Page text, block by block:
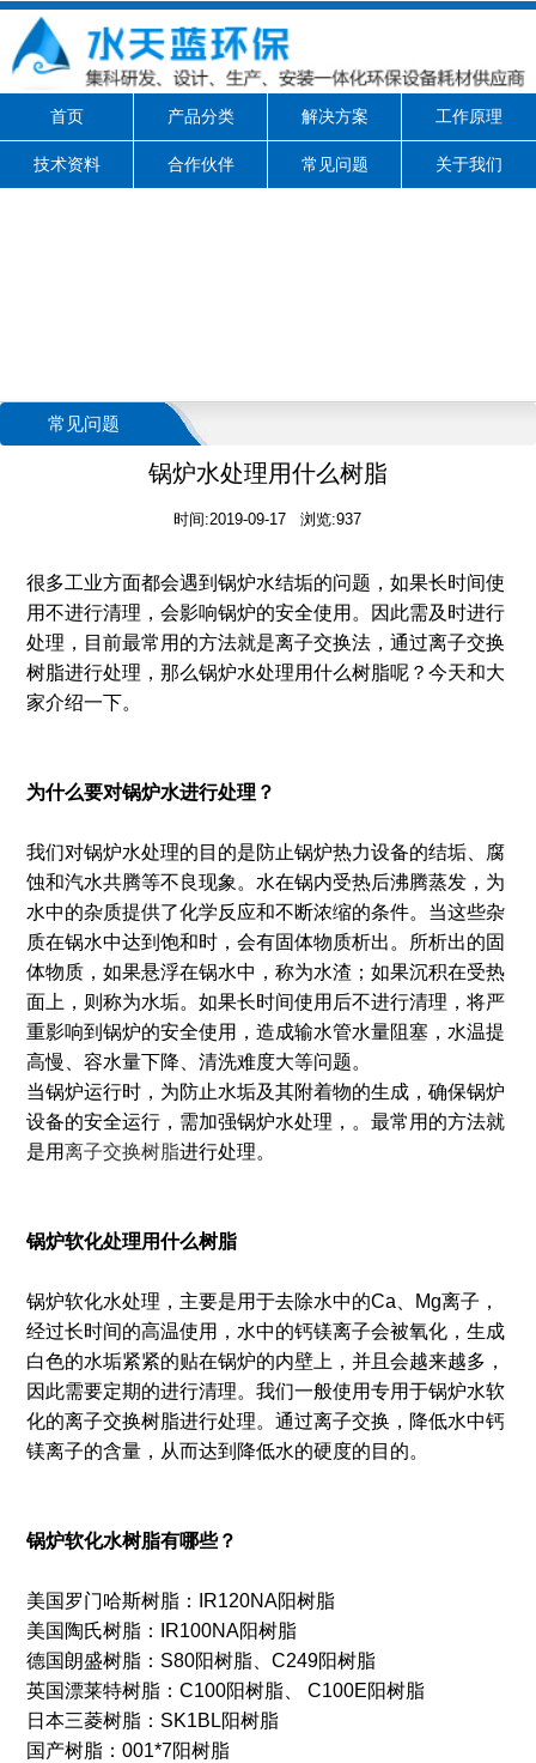
首页 产品分类 解决方案 工作原理
技术资料 合作伙伴 常见问题 关于我们
常见问题
锅炉水处理用什么树脂
时间:2019-09-17 浏览:937
很多工业方面都会遇到锅炉水结垢的问题，如果长时间使
用不进行清理，会影响锅炉的安全使用。因此需及时进行
处理，目前最常用的方法就是离子交换法，通过离子交换
树脂进行处理，那么锅炉水处理用什么树脂呢？今天和大
家介绍一下。
为什么要对锅炉水进行处理？
我们对锅炉水处理的目的是防止锅炉热力设备的结垢、腐
蚀和汽水共腾等不良现象。水在锅内受热后沸腾蒸发，为
水中的杂质提供了化学反应和不断浓缩的条件。当这些杂
质在锅水中达到饱和时，会有固体物质析出。所析出的固
体物质，如果悬浮在锅水中，称为水渣；如果沉积在受热
面上，则称为水垢。如果长时间使用后不进行清理，将严
重影响到锅炉的安全使用，造成输水管水量阻塞，水温提
高慢、容水量下降、清洗难度大等问题。
当锅炉运行时，为防止水垢及其附着物的生成，确保锅炉
设备的安全运行，需加强锅炉水处理，。最常用的方法就
是用离子交换树脂进行处理。
锅炉软化处理用什么树脂
锅炉软化水处理，主要是用于去除水中的Ca、Mg离子，
经过长时间的高温使用，水中的钙镁离子会被氧化，生成
白色的水垢紧紧的贴在锅炉的内壁上，并且会越来越多，
因此需要定期的进行清理。我们一般使用专用于锅炉水软
化的离子交换树脂进行处理。通过离子交换，降低水中钙
镁离子的含量，从而达到降低水的硬度的目的。
锅炉软化水树脂有哪些？
美国罗门哈斯树脂：IR120NA阳树脂
美国陶氏树脂：IR100NA阳树脂
德国朗盛树脂：S80阳树脂、C249阳树脂
英国漂莱特树脂：C100阳树脂、 C100E阳树脂
日本三菱树脂：SK1BL阳树脂
国产树脂：001*7阳树脂